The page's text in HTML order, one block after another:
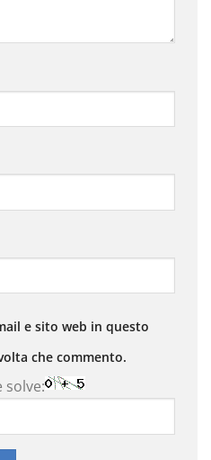
e sito web in questo
che commento.
solve: